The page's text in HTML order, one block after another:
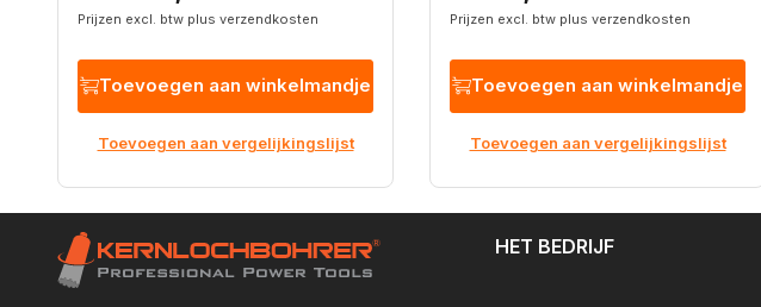
Prijzen excl. btw plus verzendkosten
Toevoegen aan winkelmandje
Toevoegen aan vergelijkingslijst
Prijzen excl. btw plus verzendkosten
Toevoegen aan winkelmandje
Toevoegen aan vergelijkingslijst
HET BEDRIJF